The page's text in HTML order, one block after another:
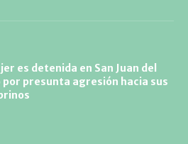
es detenida en San Juan del
por presunta agresión hacia sus